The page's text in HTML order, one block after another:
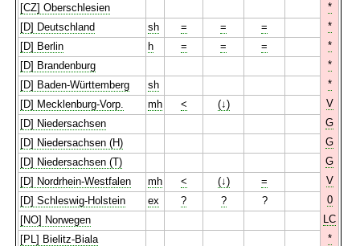
[CZ] Oberschlesien
*
[D] Deutschland
sh = = =
*
[D] Berlin
h = = =
*
[D] Brandenburg
*
[D] Baden-Württemberg
sh
*
[D] Mecklenburg-Vorp.
mh < (↓)
V
[D] Niedersachsen
G
[D] Niedersachsen (H)
G
[D] Niedersachsen (T)
G
[D] Nordrhein-Westfalen
mh < (↓) =
V
[D] Schleswig-Holstein
ex ? ? ?
0
[NO] Norwegen
LC
[PL] Bielitz-Biala
*